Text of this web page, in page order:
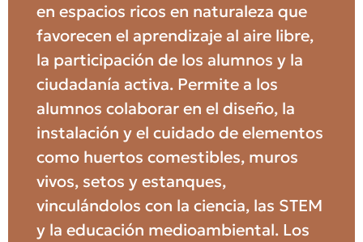
en espacios ricos en naturaleza que
favorecen el aprendizaje al aire libre,
la participación de los alumnos y la
ciudadanía activa. Permite a los
alumnos colaborar en el diseño, la
instalación y el cuidado de elementos
como huertos comestibles, muros
vivos, setos y estanques,
vinculándolos con la ciencia, las STEM
y la educación medioambiental. Los